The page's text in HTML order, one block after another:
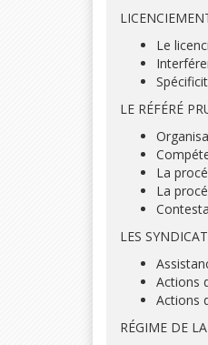
Le
LE RÉFÉRÉ
La
La
LES
Actions
Actions
RÉGIME DE